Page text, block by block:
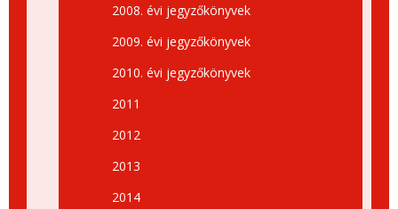
2008. évi jegyzőkönyvek
2009. évi jegyzőkönyvek
2010. évi jegyzőkönyvek
2011
2012
2013
2014